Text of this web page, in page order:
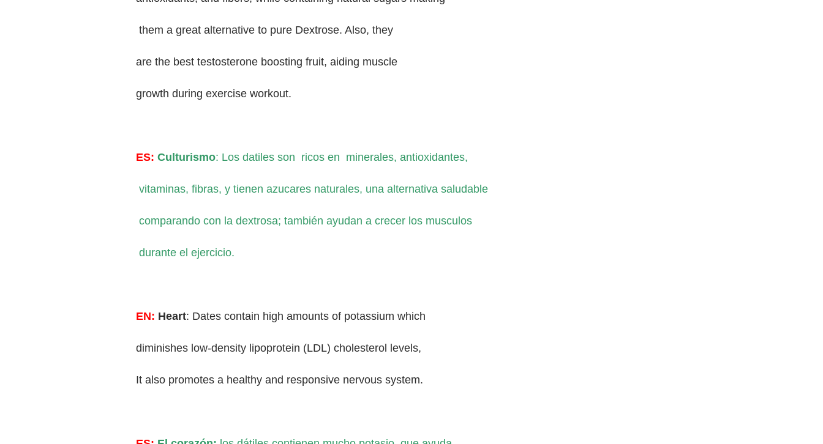
them a great alternative to pure Dextrose. Also, they
are the best testosterone boosting fruit, aiding muscle
growth during exercise workout.
ES: Culturismo: Los datiles son ricos en minerales, antioxidantes,
vitaminas, fibras, y tienen azucares naturales, una alternativa saludable
comparando con la dextrosa; también ayudan a crecer los musculos
durante el ejercicio.
EN: Heart: Dates contain high amounts of potassium which
diminishes low-density lipoprotein (LDL) cholesterol levels,
It also promotes a healthy and responsive nervous system.